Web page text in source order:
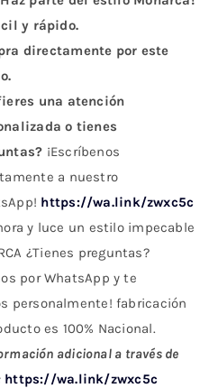
y rápido.
directamente por este
una atención
o tienes
¡Escríbenos
a nuestro
https://wa.link/zwxc5c
y luce un estilo impecable
¿Tienes preguntas?
por WhatsApp y te
personalmente! fabricación
es 100% Nacional.
adicional a través de
https://wa.link/zwxc5c